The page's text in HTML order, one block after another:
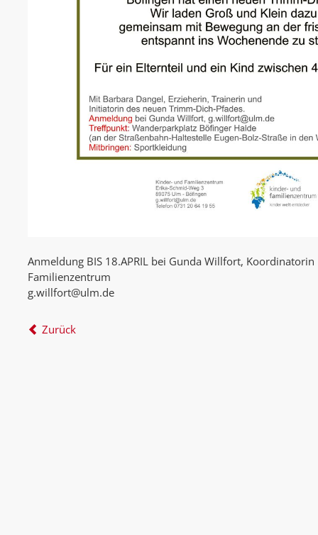
Anmeldung BIS 18.APRIL bei Gunda Willfort,
Familienzentrum
g.willfort@ulm.de
Zurück